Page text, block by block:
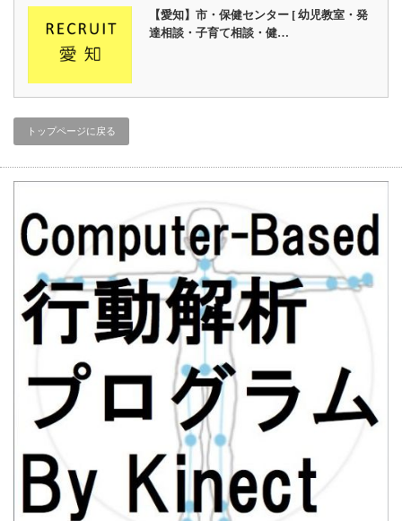
【愛知】市・保健センター [ 幼児教室・発
達相談・子育て相談・健…
トップページに戻る